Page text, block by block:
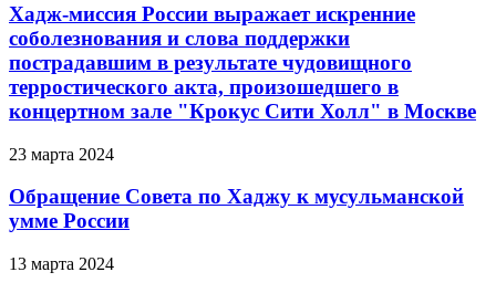
Хадж-миссия России выражает искренние
соболезнования и слова поддержки
пострадавшим в результате чудовищного
терростического акта, произошедшего в
концертном зале "Крокус Сити Холл" в Москве
23 марта 2024
Обращение Совета по Хаджу к мусульманской
умме России
13 марта 2024